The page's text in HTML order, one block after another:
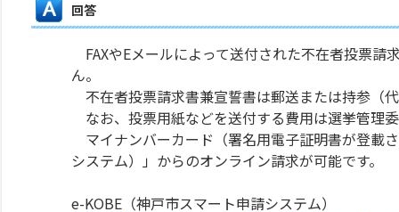
回答
FAXやEメールによって送付された不在者投票
ん。
不在者投票請求書兼宣誓書は郵送または持参（
なお、投票用紙などを送付する費用は選挙管理
マイナンバーカード（署名用電子証明書が登載
システム）」からのオンライン請求が可能です。
e-KOBE（神戸市スマート申請システム）